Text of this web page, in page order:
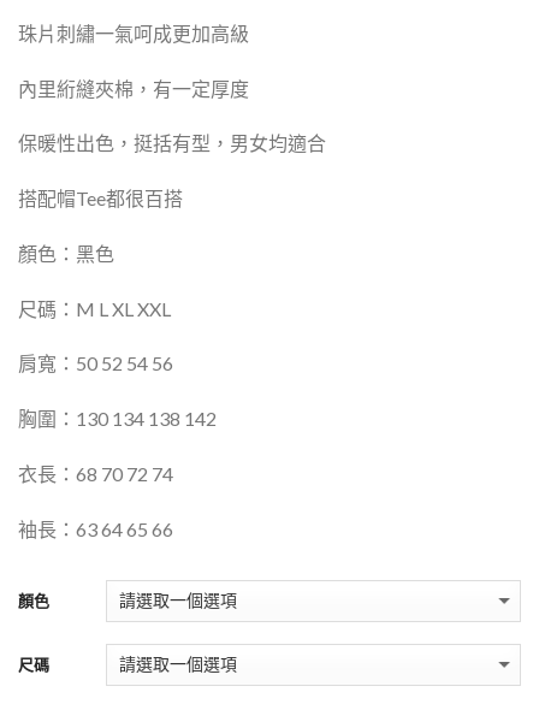
珠片刺繡一氣呵成更加高級
內里絎縫夾棉，有一定厚度
保暖性出色，挺括有型，男女均適合
搭配帽Tee都很百搭
顏色：黑色
尺碼：M L XL XXL
肩寬：50 52 54 56
胸圍：130 134 138 142
衣長：68 70 72 74
袖長：63 64 65 66
顏色
尺碼